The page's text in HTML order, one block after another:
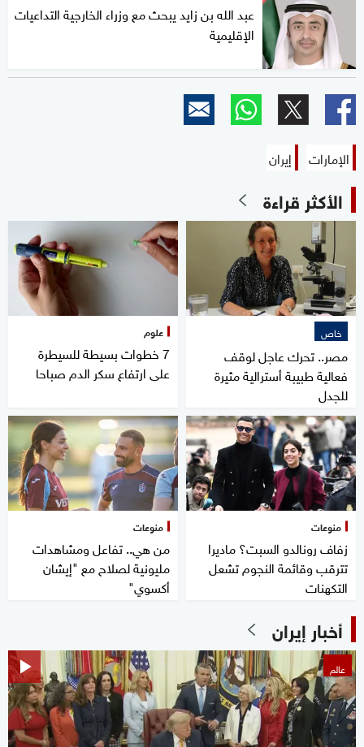
عبد الله بن زايد يبحث مع وزراء الخارجية التداعيات
الإقليمية
الإمارات إيران
الأكثر قراءة
خاص
مصر.. تحرك عاجل لوقف
فعالية طبيبة أسترالية مثيرة
للجدل
علوم
7 خطوات بسيطة للسيطرة
على ارتفاع سكر الدم صباحا
منوعات
زفاف رونالدو السبت؟ ماديرا
تترقب وقائمة النجوم تشعل
التكهنات
منوعات
من هي.. تفاعل ومشاهدات
مليونية لصلاح مع "إيشان
أكسوي"
أخبار إيران
عالم